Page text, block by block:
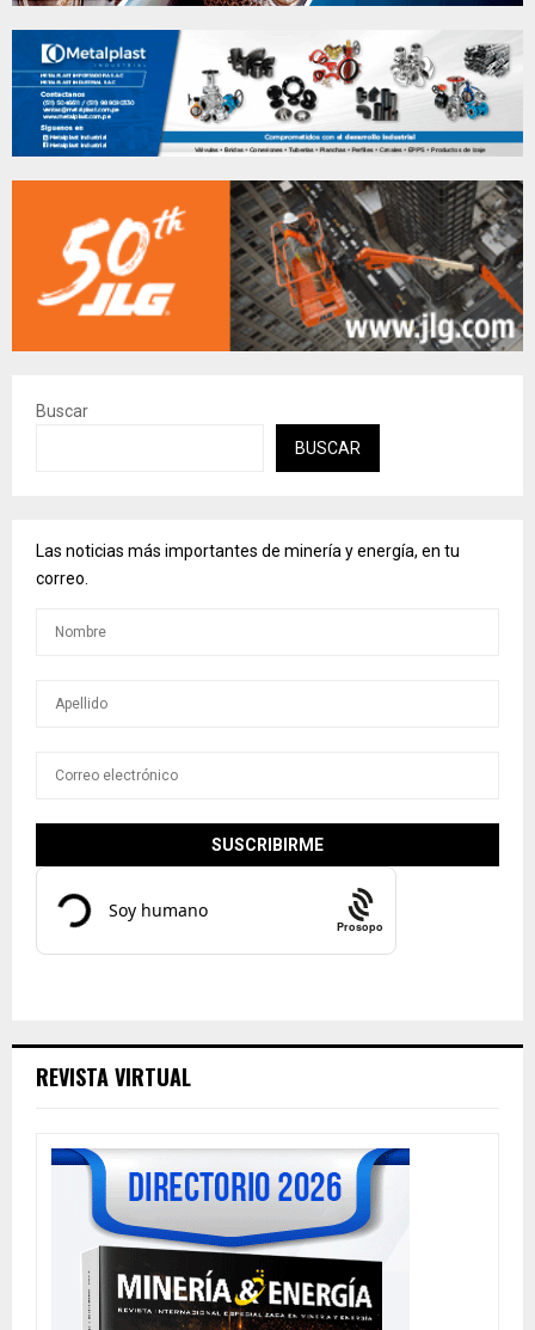
Buscar
BUSCAR
Las noticias más importantes de minería y energía, en tu
correo.
Prosopo
REVISTA VIRTUAL